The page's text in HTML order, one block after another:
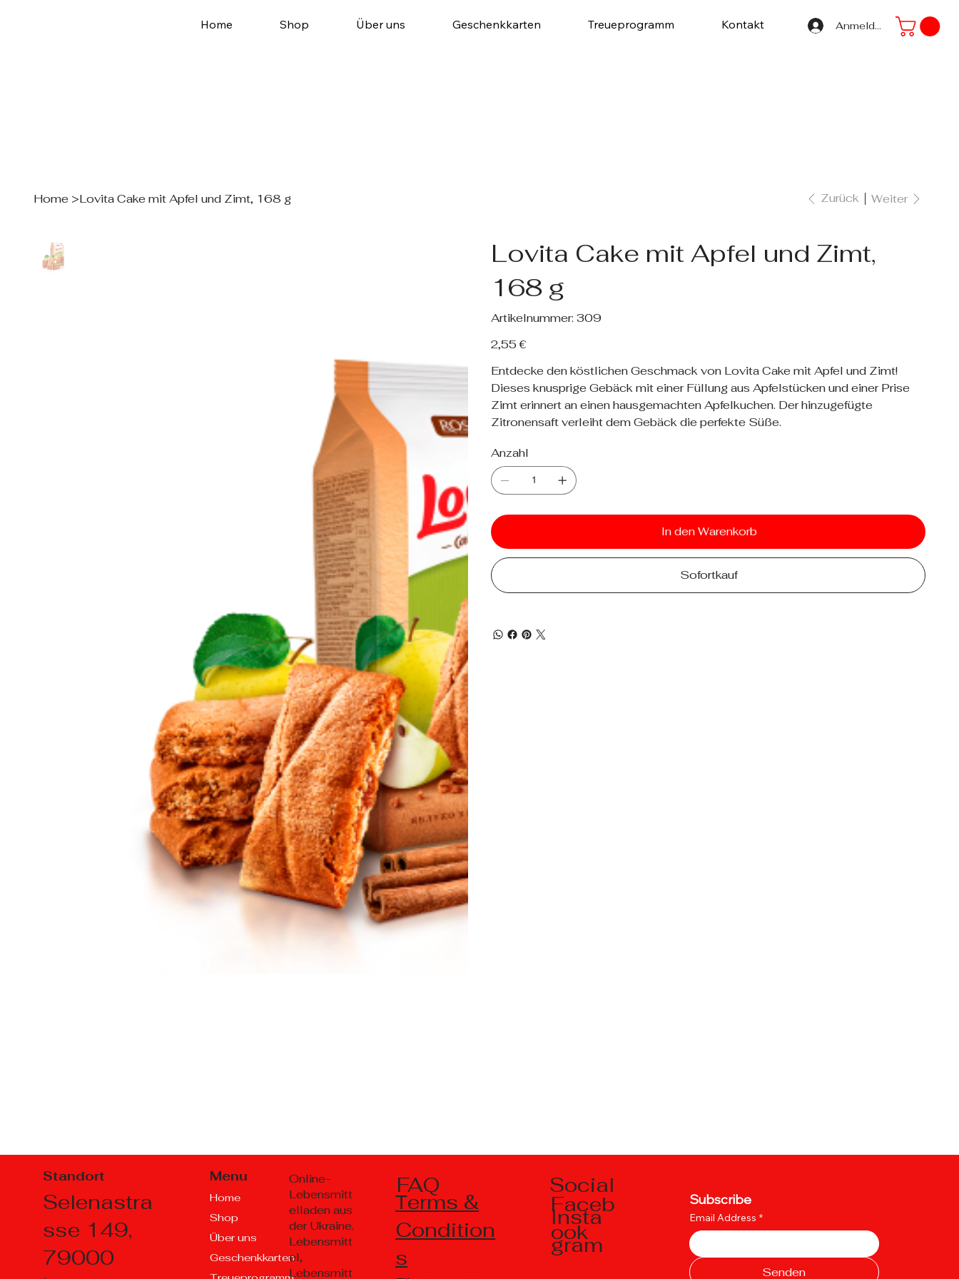
Anmelden
Home Shop Über uns Geschenkkarten Treueprogramm Kontakt
Home >Lovita Cake mit Apfel und Zimt, 168 g Zurück Weiter
Lovita Cake mit Apfel und Zimt,
168 g
Artikelnummer: Artikelnummer:
309
309
Preis
2,55 €
Entdecke den köstlichen Geschmack von Lovita Cake mit Apfel und Zimt!
Dieses knusprige Gebäck mit einer Füllung aus Apfelstücken und einer Prise
Zimt erinnert an einen hausgemachten Apfelkuchen. Der hinzugefügte
Zitronensaft verleiht dem Gebäck die perfekte Süße.
Anzahl
In den Warenkorb
Sofortkauf
Standort
Selenastra
sse 149,
79000
Menu
Home
Shop
Über uns
Geschenkkarten
Online-
Lebensmitt
elladen aus
der Ukraine.
Lebensmitt
el,
Lebensmitt
FAQ
Тerms &
Condition
s
Social
Faceb
ook
Insta
gram
Subscribe
Email Address *
Senden